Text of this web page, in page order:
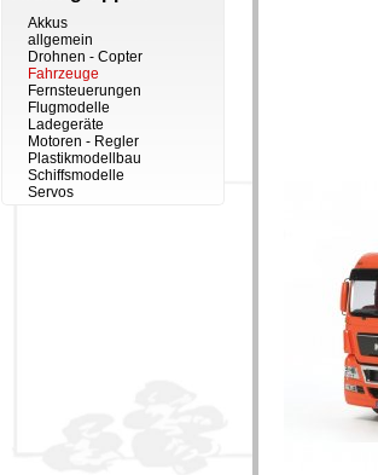
Akkus
allgemein
Drohnen - Copter
Fahrzeuge
Fernsteuerungen
Flugmodelle
Ladegeräte
Motoren - Regler
Plastikmodellbau
Schiffsmodelle
Servos